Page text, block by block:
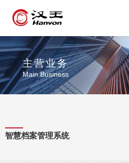
主营业务
Main Business
智慧档案管理系统